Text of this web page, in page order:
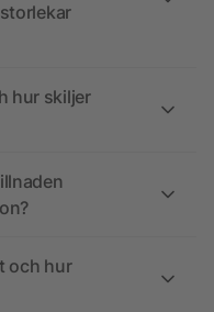
hur skiljer
och hur